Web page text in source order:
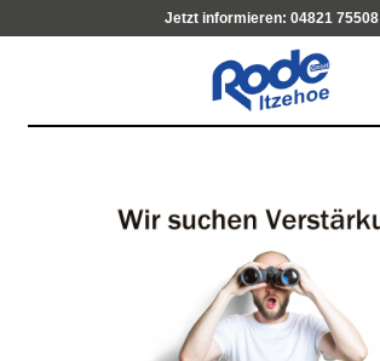
Jetzt informieren: 04821 75508